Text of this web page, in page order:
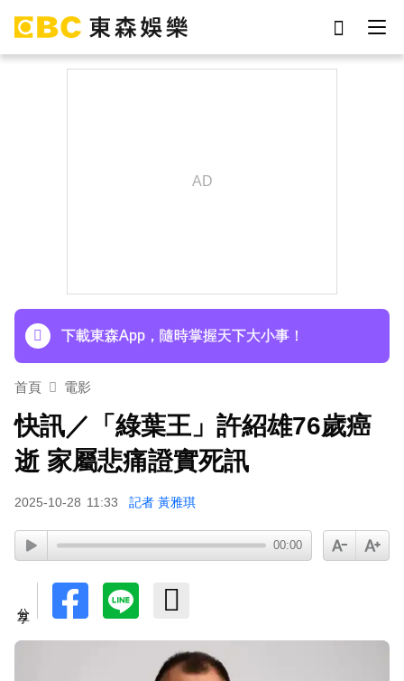
下載東森App，隨時掌握天下大小事！
首頁 電影
快訊／「綠葉王」許紹雄76歲癌
逝 家屬悲痛證實死訊
2025-10-28 11:33 記者 黃雅琪
00:00